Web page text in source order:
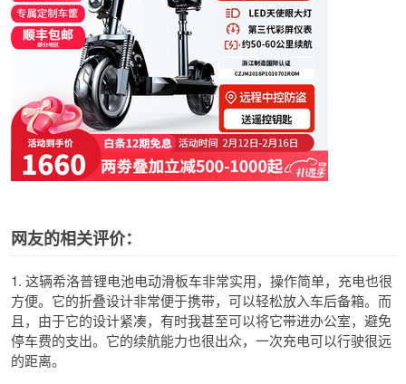
网友的相关评价：
1. 这辆希洛普锂电池电动滑板车非常实用，操作简单，充电也很
方便。它的折叠设计非常便于携带，可以轻松放入车后备箱。而
且，由于它的设计紧凑，有时我甚至可以将它带进办公室，避免
停车费的支出。它的续航能力也很出众，一次充电可以行驶很远
的距离。